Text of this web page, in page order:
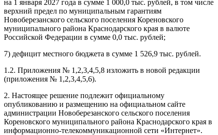
на 1 января 2027 года в сумме 1 000,0 тыс. рублей, в том числе
верхний предел по муниципальным гарантиям
Новоберезанского сельского поселения Кореновского
муниципального района Краснодарского края в валюте
Российской Федерации в сумме 0,0 тыс. рублей;
7) дефицит местного бюджета в сумме 1 526,9 тыс. рублей.
1.2. Приложения № 1,2,3,4,5,8 изложить в новой редакции
(приложения № 1,2,3,4,5,6).
2. Настоящее решение подлежит официальному
опубликованию и размещению на официальном сайте
администрации Новоберезанского сельского поселения
Кореновского муниципального района Краснодарского края в
информационно-телекоммуникационной сети «Интернет».